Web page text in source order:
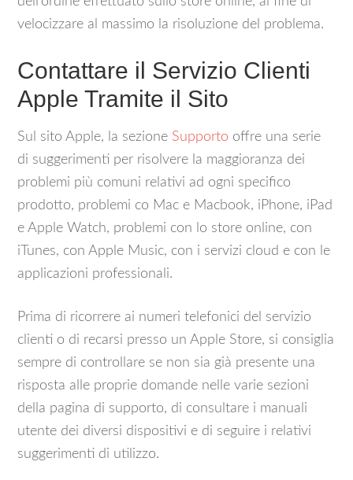
velocizzare al massimo la risoluzione del problema.
Contattare il Servizio Clienti
Apple Tramite il Sito
Sul sito Apple, la sezione Supporto offre una serie
di suggerimenti per risolvere la maggioranza dei
problemi più comuni relativi ad ogni specifico
prodotto, problemi co Mac e Macbook, iPhone, iPad
e Apple Watch, problemi con lo store online, con
iTunes, con Apple Music, con i servizi cloud e con le
applicazioni professionali.
Prima di ricorrere ai numeri telefonici del servizio
clienti o di recarsi presso un Apple Store, si consiglia
sempre di controllare se non sia già presente una
risposta alle proprie domande nelle varie sezioni
della pagina di supporto, di consultare i manuali
utente dei diversi dispositivi e di seguire i relativi
suggerimenti di utilizzo.